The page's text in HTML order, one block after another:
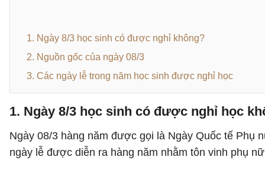
1. Ngày 8/3 học sinh có được nghỉ không?
2. Nguồn gốc của ngày 08/3
3. Các ngày lễ trong năm học sinh được nghỉ học
1. Ngày 8/3 học sinh có được nghỉ học
Ngày 08/3 hàng năm được gọi là Ngày Quốc tế Phụ
ngày lễ được diễn ra hàng năm nhằm tôn vinh phụ